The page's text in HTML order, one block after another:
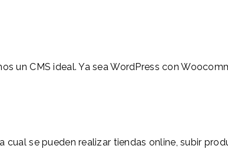
un CMS ideal. Ya sea WordPress con
cual se pueden realizar tiendas online, subir